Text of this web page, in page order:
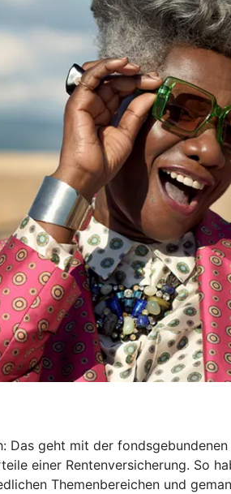
geht mit der
einer Rentenversicherung. So
Themenbereichen und